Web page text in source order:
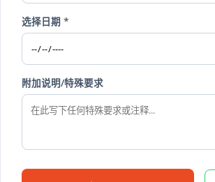
选择日期 *
附加说明/特殊要求